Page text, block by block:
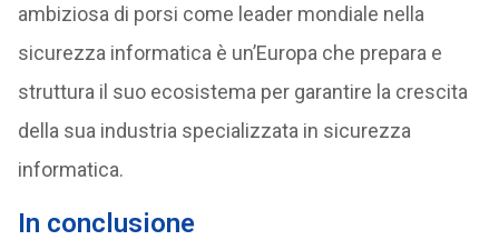
ambiziosa di porsi come leader mondiale nella
sicurezza informatica è un’Europa che prepara e
struttura il suo ecosistema per garantire la crescita
della sua industria specializzata in sicurezza
informatica.
In conclusione